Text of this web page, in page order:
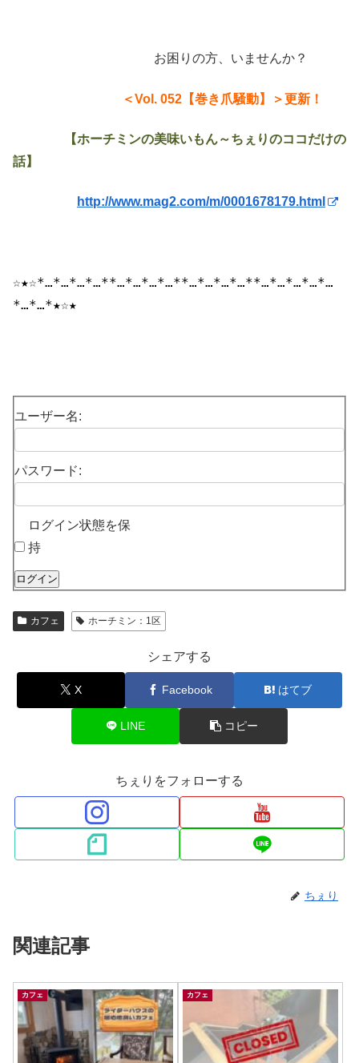
お困りの方、いませんか？
＜Vol. 052【巻き爪騒動】＞更新！
【ホーチミンの美味いもん～ちぇりのココだけの
話】
http://www.mag2.com/m/0001678179.html
☆★☆*…*…*…*…**…*…*…*…**…*…*…*…**…*…*…*…*…
*…*…*★☆★
ユーザー名:
パスワード:
ログイン状態を保
持
ログイン
カフェ ホーチミン：1区
シェアする
X Facebook はてブ
LINE コピー
ちぇりをフォローする
ちぇり
関連記事
カフェ カフェ